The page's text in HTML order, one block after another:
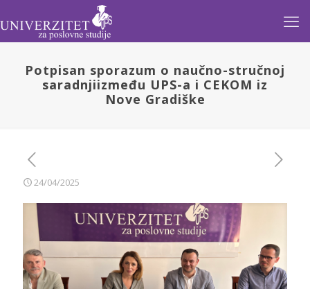
Potpisan sporazum o naučno-stručnoj
saradnjiizmeđu UPS-a i CEKOM iz
Nove Gradiške
24/04/2025